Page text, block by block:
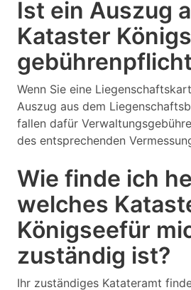
Ist ein Auszug
Kataster
Wenn Sie eine
Auszug aus dem
fallen dafür
des entsprechenden
Wie finde ich
welches
Königseefür
zuständig ist?
Ihr zuständiges Katateramt